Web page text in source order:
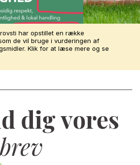
har opstillet en række
de vil bruge i vurderingen af
Klik for at læse mere og se
dig vores